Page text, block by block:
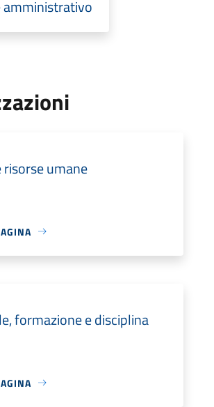
risorse umane
formazione e disciplina